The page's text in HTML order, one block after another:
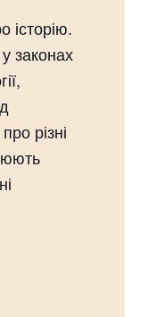
історію.
законах
різні